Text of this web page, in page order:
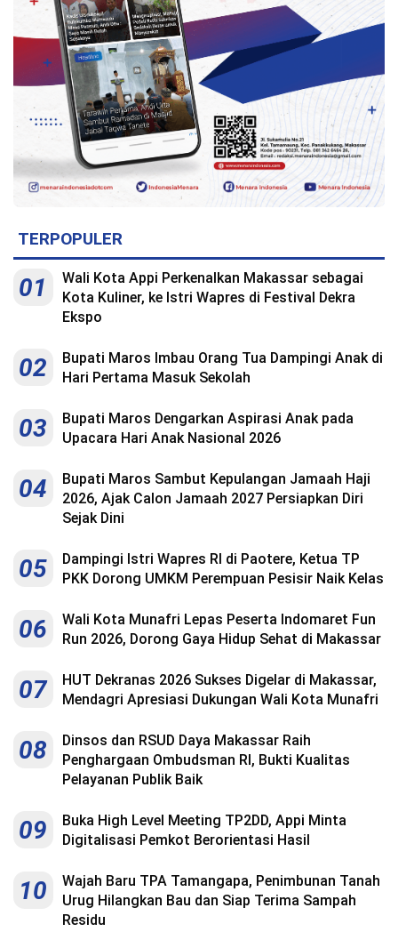
TERPOPULER
01
Wali Kota Appi Perkenalkan Makassar sebagai
Kota Kuliner, ke Istri Wapres di Festival Dekra
Ekspo
02
Bupati Maros Imbau Orang Tua Dampingi Anak di
Hari Pertama Masuk Sekolah
03
Bupati Maros Dengarkan Aspirasi Anak pada
Upacara Hari Anak Nasional 2026
04
Bupati Maros Sambut Kepulangan Jamaah Haji
2026, Ajak Calon Jamaah 2027 Persiapkan Diri
Sejak Dini
05
Dampingi Istri Wapres RI di Paotere, Ketua TP
PKK Dorong UMKM Perempuan Pesisir Naik Kelas
06
Wali Kota Munafri Lepas Peserta Indomaret Fun
Run 2026, Dorong Gaya Hidup Sehat di Makassar
07
HUT Dekranas 2026 Sukses Digelar di Makassar,
Mendagri Apresiasi Dukungan Wali Kota Munafri
08
Dinsos dan RSUD Daya Makassar Raih
Penghargaan Ombudsman RI, Bukti Kualitas
Pelayanan Publik Baik
09
Buka High Level Meeting TP2DD, Appi Minta
Digitalisasi Pemkot Berorientasi Hasil
10
Wajah Baru TPA Tamangapa, Penimbunan Tanah
Urug Hilangkan Bau dan Siap Terima Sampah
Residu